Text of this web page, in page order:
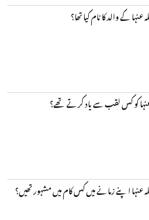
کے والد کا نام کیا تھا؟
کو کس لقب سے یاد کرتے تھے؟
اپنے زمانے میں کس کام میں مشہور تھیں؟